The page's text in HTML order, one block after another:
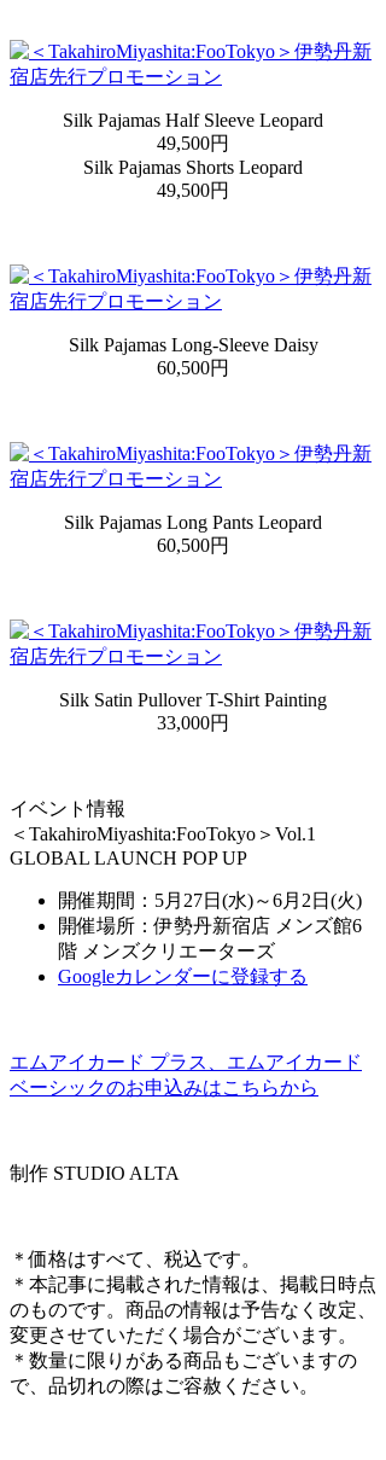
Silk Pajamas Half Sleeve Leopard
49,500円
Silk Pajamas Shorts Leopard
49,500円
Silk Pajamas Long-Sleeve Daisy
60,500円
Silk Pajamas Long Pants Leopard
60,500円
Silk Satin Pullover T-Shirt Painting
33,000円
イベント情報
＜TakahiroMiyashita:FooTokyo＞Vol.1
GLOBAL LAUNCH POP UP
開催期間：5月27日(水)～6月2日(火)
開催場所：伊勢丹新宿店 メンズ館6
階 メンズクリエーターズ
Googleカレンダーに登録する
エムアイカード プラス、エムアイカード
ベーシックのお申込みはこちらから
制作 STUDIO ALTA
＊価格はすべて、税込です。
＊本記事に掲載された情報は、掲載日時点
のものです。商品の情報は予告なく改定、
変更させていただく場合がございます。
＊数量に限りがある商品もございますの
で、品切れの際はご容赦ください。